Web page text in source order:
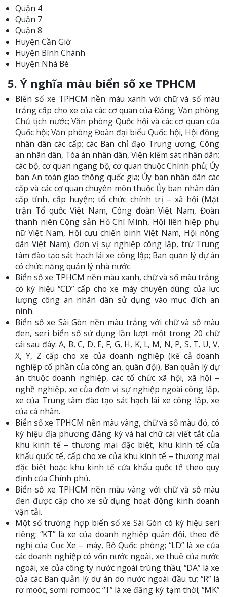
Quận 4
Quận 7
Quận 8
Huyện Cần Giờ
Huyện Bình Chánh
Huyện Nhà Bè
5. Ý nghĩa màu biển số xe TPHCM
Biển số xe TPHCM nền màu xanh với chữ và số màu
trắng cấp cho xe của các cơ quan của Đảng; Văn phòng
Chủ tịch nước; Văn phòng Quốc hội và các cơ quan của
Quốc hội; Văn phòng Đoàn đại biểu Quốc hội, Hội đồng
nhân dân các cấp; các Ban chỉ đạo Trung ương; Công
an nhân dân, Tòa án nhân dân, Viện kiểm sát nhân dân;
các bộ, cơ quan ngang bộ, cơ quan thuộc Chính phủ; Ủy
ban An toàn giao thông quốc gia; Ủy ban nhân dân các
cấp và các cơ quan chuyên môn thuộc Ủy ban nhân dân
cấp tỉnh, cấp huyện; tổ chức chính trị – xã hội (Mặt
trận Tổ quốc Việt Nam, Công đoàn Việt Nam, Đoàn
thanh niên Cộng sản Hồ Chí Minh, Hội liên hiệp phụ
nữ Việt Nam, Hội cựu chiến binh Việt Nam, Hội nông
dân Việt Nam); đơn vị sự nghiệp công lập, trừ Trung
tâm đào tạo sát hạch lái xe công lập; Ban quản lý dự án
có chức năng quản lý nhà nước.
Biển số xe TPHCM nền màu xanh, chữ và số màu trắng
có ký hiệu “CD” cấp cho xe máy chuyên dùng của lực
lượng công an nhân dân sử dụng vào mục đích an
ninh.
Biển số xe Sài Gòn nền màu trắng với chữ và số màu
đen, seri biển số sử dụng lần lượt một trong 20 chữ
cái sau đây: A, B, C, D, E, F, G, H, K, L, M, N, P, S, T, U, V,
X, Y, Z cấp cho xe của doanh nghiệp (kể cả doanh
nghiệp cổ phần của công an, quân đội), Ban quản lý dự
án thuộc doanh nghiệp, các tổ chức xã hội, xã hội –
nghề nghiệp, xe của đơn vị sự nghiệp ngoài công lập,
xe của Trung tâm đào tạo sát hạch lái xe công lập, xe
của cá nhân.
Biển số xe TPHCM nền màu vàng, chữ và số màu đỏ, có
ký hiệu địa phương đăng ký và hai chữ cái viết tắt của
khu kinh tế – thương mại đặc biệt, khu kinh tế cửa
khẩu quốc tế, cấp cho xe của khu kinh tế – thương mại
đặc biệt hoặc khu kinh tế cửa khẩu quốc tế theo quy
định của Chính phủ.
Biển số xe TPHCM nền màu vàng với chữ và số màu
đen được cấp cho xe sử dụng hoạt động kinh doanh
vận tải.
Một số trường hợp biển số xe Sài Gòn có ký hiệu seri
riêng: “KT” là xe của doanh nghiệp quân đội, theo đề
nghị của Cục Xe – máy, Bộ Quốc phòng; “LD” là xe của
các doanh nghiệp có vốn nước ngoài, xe thuê của nước
ngoài, xe của công ty nước ngoài trúng thầu; “DA” là xe
của các Ban quản lý dự án do nước ngoài đầu tư; “R” là
rơ moóc, sơmi rơmoóc; “T” là xe đăng ký tạm thời; “MK”